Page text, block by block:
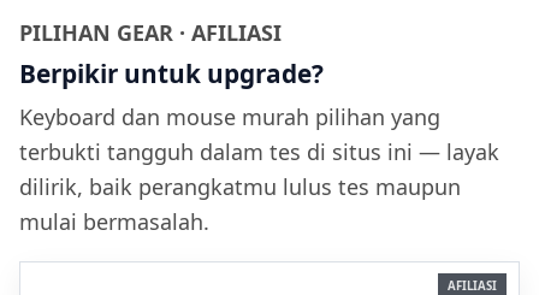
PILIHAN GEAR · AFILIASI
Berpikir untuk upgrade?
Keyboard dan mouse murah pilihan yang
terbukti tangguh dalam tes di situs ini — layak
dilirik, baik perangkatmu lulus tes maupun
mulai bermasalah.
AFILIASI